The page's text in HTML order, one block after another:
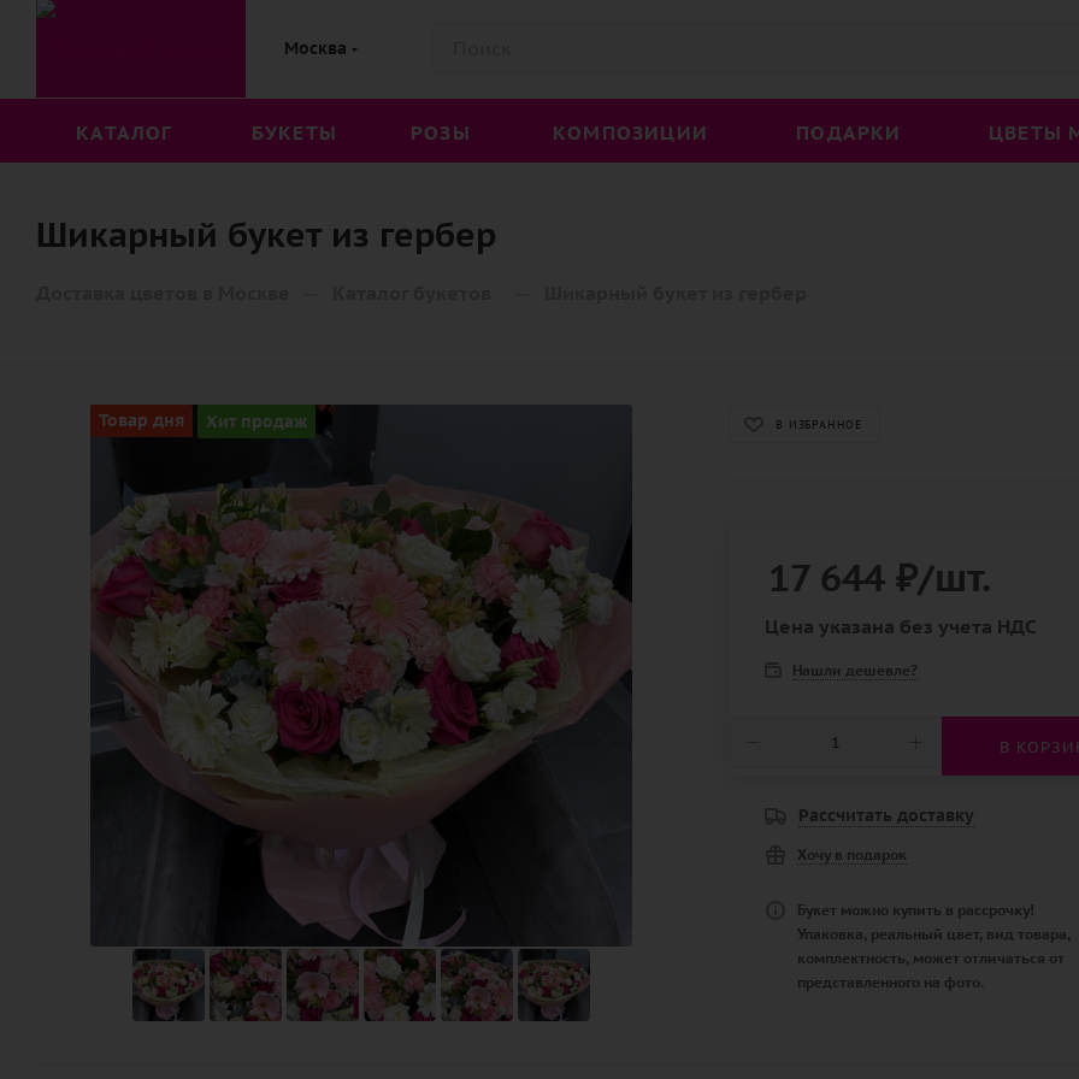
Москва
КАТАЛОГ БУКЕТЫ РОЗЫ КОМПОЗИЦИИ ПОДАРКИ ЦВЕТЫ
Шикарный букет из гербер
Товар дня Хит продаж В ИЗБРАННОЕ
17 644 ₽/шт.
Цена указана без учета НДС
Нашли дешевле?
В
Рассчитать доставку
Хочу в подарок
Букет можно купить в рассрочку!
Упаковка, реальный цвет, вид товара,
комплектность, может отличаться от
представленного на фото.